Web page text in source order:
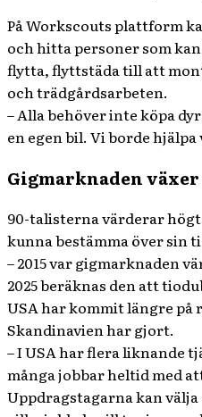
På Workscouts plattform
och hitta personer som
flytta, flyttstäda till att
och trädgårdsarbeten.
– Alla behöver inte köpa
en egen bil. Vi borde
Gigmarknaden
90-talisterna värderar
kunna bestämma över sin
– 2015 var gigmarknaden
2025 beräknas den att
USA har kommit längre på
Skandinavien har gjort.
– I USA har flera liknande
många jobbar heltid med
Uppdragstagarna kan